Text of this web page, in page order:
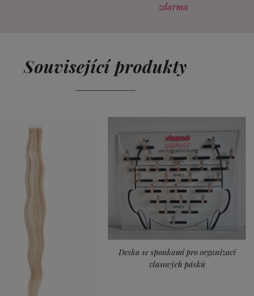
zdarma
Související produkty
Deska se sponkami pro organizaci
vlasových pásků
EIMI Volume Perfect Setting Hair